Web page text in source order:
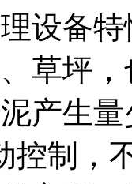
设备
、草坪
产生
控制，